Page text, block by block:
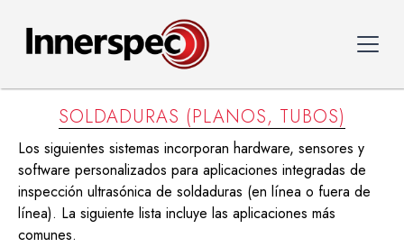
SOLDADURAS (PLANOS, TUBOS)
Los siguientes sistemas incorporan hardware, sensores y
software personalizados para aplicaciones integradas de
inspección ultrasónica de soldaduras (en línea o fuera de
línea). La siguiente lista incluye las aplicaciones más
comunes.